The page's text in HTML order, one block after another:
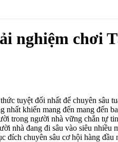
nghiệm chơi
tuyệt đối nhất để chuyên
khiến mang đến mang
trong người nhà vững chắn tự
nhà đang đi sâu vào siêu
đích chuyên sâu cơ hội hàng